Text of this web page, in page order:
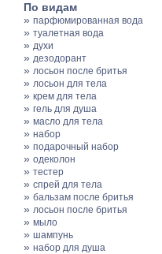
По видам
» парфюмированная вода
» туалетная вода
» духи
» дезодорант
» лосьон после бритья
» лосьон для тела
» крем для тела
» гель для душа
» масло для тела
» набор
» подарочный набор
» одеколон
» тестер
» спрей для тела
» бальзам после бритья
» лосьон после бритья
» мыло
» шампунь
» набор для душа